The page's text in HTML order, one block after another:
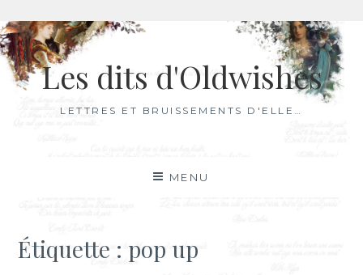
Aller
au
contenuLes dits d'Oldwishes
LETTRES ET BRUISSEMENTS D'ELLE…
MENU
Étiquette : pop up